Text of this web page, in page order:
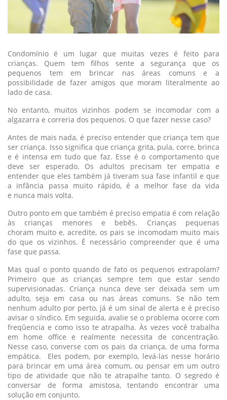
Condomínio é um lugar que muitas vezes é feito para
crianças. Quem tem filhos sente a segurança que os
pequenos tem em brincar nas áreas comuns e a
possibilidade de fazer amigos que moram literalmente ao
lado de casa.
No entanto, muitos vizinhos podem se incomodar com a
algazarra e correria dos pequenos. O que fazer nesse caso?
Antes de mais nada, é preciso entender que criança tem que
ser criança. Isso significa que criança grita, pula, corre, brinca
e é intensa em tudo que faz. Esse é o comportamento que
deve ser esperado. Os adultos precisam ter empatia e
entender que eles também já tiveram sua fase infantil e que
a infância passa muito rápido, é a melhor fase da vida
e nunca mais volta.
Outro ponto em que também é preciso empatia é com relação
às crianças menores e bebês. Crianças pequenas
choram muito e, acredite, os pais se incomodam muito mais
do que os vizinhos. É necessário compreender que é uma
fase que passa.
Mas qual o ponto quando de fato os pequenos extrapolam?
Primeiro que as crianças sempre tem que estar sendo
supervisionadas. Criança nunca deve ser deixada sem um
adulto, seja em casa ou nas áreas comuns. Se não tem
nenhum adulto por perto, já é um sinal de alerta e é preciso
avisar o síndico. Em seguida, avalie se o problema ocorre com
freqûencia e como isso te atrapalha. Às vezes você trabalha
em home office e realmente necessita de concentração.
Nesse caso, converse com os pais da criança, de uma forma
empática. Eles podem, por exemplo, levá-las nesse horário
para brincar em uma área comum, ou pensar em um outro
tipo de atividade que não te atrapalhe tanto. O segredo é
conversar de forma amistosa, tentando encontrar uma
solução em conjunto.